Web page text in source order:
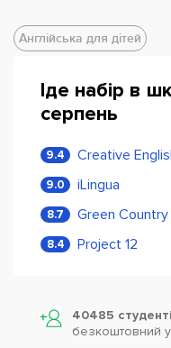
Англійська для дітей
Іде набір в
серпень
9.4 Creative
9.0 iLingua
8.7 Green Country
8.4 Project 12
40485
безкоштовний